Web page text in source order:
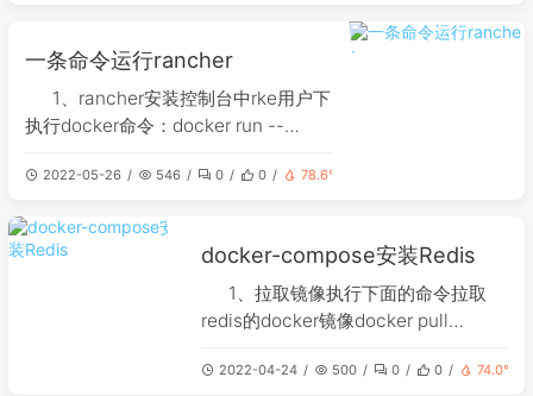
注：要在Dockerfile所在目录下执行这
步时间较长，多等等，
一条命令运行rancher
1、rancher安装控制台中rke用户下
执行docker命令：docker run --
restart=unless-stopped -p
rancher/rancher:latest2、检查
2022-05-26 546 0 0 78.6℃
docker-compose安装Redis
1、拉取镜像执行下面的命令拉取
redis的docker镜像docker pull
件内容如下：version: '3'services:
2022-04-24 500 0 0 74.0℃